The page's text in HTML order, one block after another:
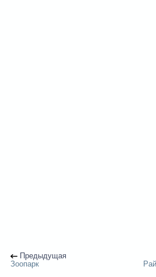
Предыдущая
Зоопарк